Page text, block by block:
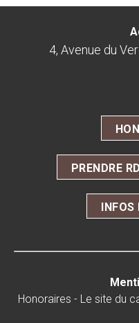
4, Avenue du
PRENDRE
INFOS
Honoraires - Le site du